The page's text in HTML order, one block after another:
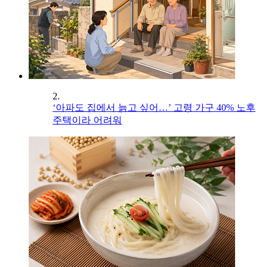
2.
‘아파도 집에서 늙고 싶어…’ 고령 가구 40% 노후
주택이라 어려워